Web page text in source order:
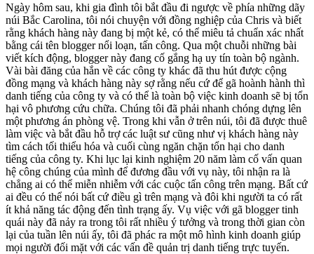
Ngày hôm sau, khi gia đình tôi bắt đầu đi ngược về phía những dãy
núi Bắc Carolina, tôi nói chuyện với đồng nghiệp của Chris và biết
rằng khách hàng này đang bị một kẻ, có thể miêu tả chuẩn xác nhất
bằng cái tên blogger nổi loạn, tấn công. Qua một chuỗi những bài
viết kích động, blogger này đang cố gắng hạ uy tín toàn bộ ngành.
Vài bài đăng của hắn về các công ty khác đã thu hút được cộng
đồng mạng và khách hàng này sợ rằng nếu cứ để gã hoành hành thì
danh tiếng của công ty và có thể là toàn bộ việc kinh doanh sẽ bị tổn
hại vô phương cứu chữa. Chúng tôi đã phải nhanh chóng dựng lên
một phương án phòng vệ. Trong khi vẫn ở trên núi, tôi đã được thuê
làm việc và bắt đầu hỗ trợ các luật sư cũng như vị khách hàng này
tìm cách tối thiểu hóa và cuối cùng ngăn chặn tổn hại cho danh
tiếng của công ty. Khi lục lại kinh nghiệm 20 năm làm cố vấn quan
hệ công chúng của mình để đương đầu với vụ này, tôi nhận ra là
chẳng ai có thể miễn nhiễm với các cuộc tấn công trên mạng. Bất cứ
ai đều có thể nói bất cứ điều gì trên mạng và đôi khi người ta có rất
ít khả năng tác động đến tình trạng ấy. Vụ việc với gã blogger tinh
quái này đã nảy ra trong tôi rất nhiều ý tưởng và trong thời gian còn
lại của tuần lên núi ấy, tôi đã phác ra một mô hình kinh doanh giúp
mọi người đối mặt với các vấn đề quản trị danh tiếng trực tuyến.